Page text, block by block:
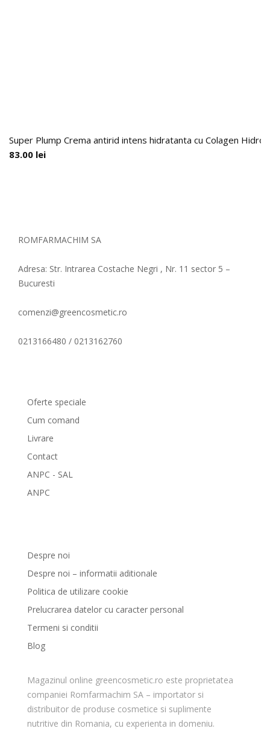
Super Plump Crema antirid intens hidratanta cu Colagen
83.00 lei
ROMFARMACHIM SA
Adresa: Str. Intrarea Costache Negri , Nr. 11 sector 5 –
Bucuresti
comenzi@greencosmetic.ro
0213166480 / 0213162760
Oferte speciale
Cum comand
Livrare
Contact
ANPC - SAL
ANPC
Despre noi
Despre noi – informatii aditionale
Politica de utilizare cookie
Prelucrarea datelor cu caracter personal
Termeni si conditii
Blog
Magazinul online greencosmetic.ro este proprietatea
companiei Romfarmachim SA – importator si
distribuitor de produse cosmetice si suplimente
nutritive din Romania, cu experienta in domeniu.